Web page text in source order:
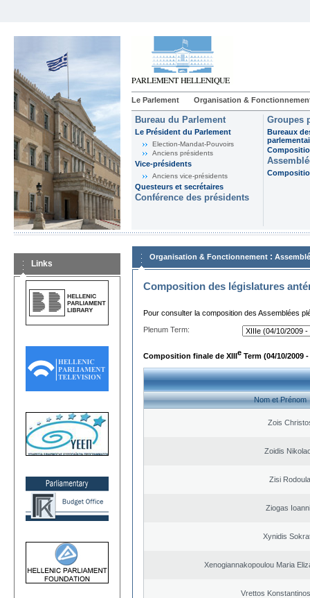
Le Parlement Organisation &
Bureau du Parlement
Le Président du Parlement
Election-Mandat-Pouvoirs
Anciens présidents
Vice-présidents
Anciens vice-présidents
Questeurs et secrétaires
Conférence des présidents
Groupes
Bureaux
Links
Organisation & Fonctionnement :
Composition des législatures
Pour consulter la composition des Assemblées
Plenum Term:
Composition finale de XIIIe Term (04/10/2009 -
Nom et Prénom
Zois
Zoidis
Zisi Rodoula
Ziogas
Xynidis
Xenogiannakopoulou Maria
Vrettos